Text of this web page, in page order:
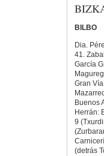
BILBO
Dia.
41.
García
Gran
Buenos
Herrán:
9
(detrás